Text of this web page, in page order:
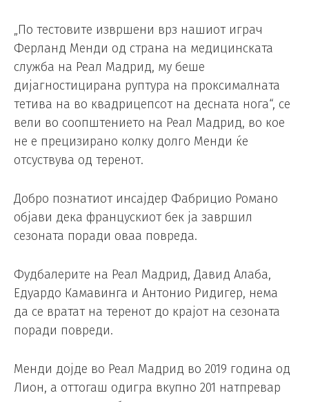
„По тестовите извршени врз нашиот играч
Ферланд Менди од страна на медицинската
служба на Реал Мадрид, му беше
дијагностицирана руптура на проксималната
тетива на во квадрицепсот на десната нога“, се
вели во соопштението на Реал Мадрид, во кое
не е прецизирано колку долго Менди ќе
отсуствува од теренот.
Добро познатиот инсајдер Фабрицио Романо
објави дека францускиот бек ја завршил
сезоната поради оваа повреда.
Фудбалерите на Реал Мадрид, Давид Алаба,
Едуардо Камавинга и Антонио Ридигер, нема
да се вратат на теренот до крајот на сезоната
поради повреди.
Менди дојде во Реал Мадрид во 2019 година од
Лион, а оттогаш одигра вкупно 201 натпревар